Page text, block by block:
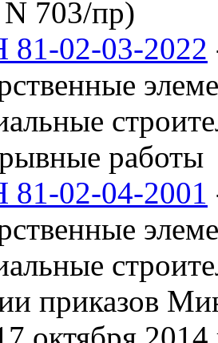
N 703/пр)
02-03-2022
работы
02-04-2001
приказов